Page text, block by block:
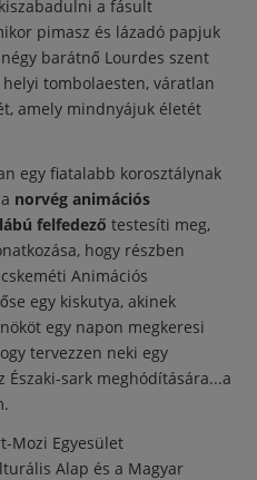
a fásult
pimasz és lázadó papjuk
barátnő Lourdes szent
tombolaesten, váratlan
amely mindnyájuk életét
egy fiatalabb korosztálynak
norvég animációs
felfedező testesíti meg,
hogy részben
Animációs
egy kiskutya, akinek
egy napon megkeresi
tervezzen neki egy
sark meghódítására...a
Mozi Egyesület
Alap és a Magyar